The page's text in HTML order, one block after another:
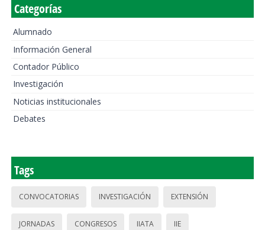
Categorías
Alumnado
Información General
Contador Público
Investigación
Noticias institucionales
Debates
Tags
CONVOCATORIAS INVESTIGACIÓN EXTENSIÓN
JORNADAS CONGRESOS IIATA IIE